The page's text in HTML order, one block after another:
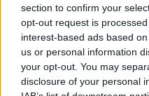
section to confirm your
opt-out request is
interest-based ads based
us or personal information
your opt-out. You may
disclosure of your personal
néz ki egy remekmű,
meg az élete során,
KRITIKA